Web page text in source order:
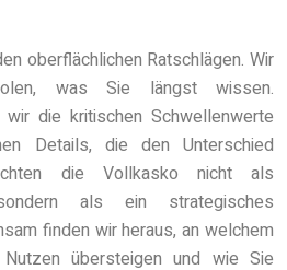
oberflächlichen Ratschlägen. Wir
was Sie längst wissen.
die kritischen Schwellenwerte
Details, die den Unterschied
die Vollkasko nicht als
als ein strategisches
finden wir heraus, an welchem
übersteigen und wie Sie